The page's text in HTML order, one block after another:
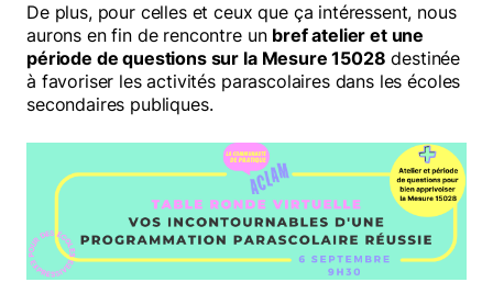
De plus, pour celles et ceux que ça intéressent, nous
aurons en fin de rencontre un bref atelier et une
période de questions sur la Mesure 15028 destinée
à favoriser les activités parascolaires dans les écoles
secondaires publiques.